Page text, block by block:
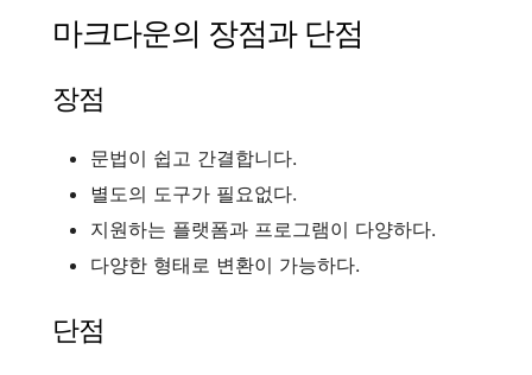
마크다운의 장점과 단점
장점
문법이 쉽고 간결합니다.
별도의 도구가 필요없다.
지원하는 플랫폼과 프로그램이 다양하다.
다양한 형태로 변환이 가능하다.
단점